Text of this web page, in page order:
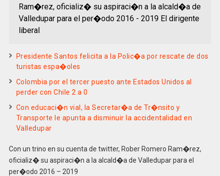
Ram�rez, oficializ� su aspiraci�n a la alcald�a de
Valledupar para el per�odo 2016 - 2019 El dirigente
liberal
Presidente Santos felicita a la Polic�a por rescate de dos
turistas espa�oles
Colombia por el tercer puesto ante Estados Unidos al
perder con Chile 2 a 0
Con educaci�n vial, la Secretar�a de Tr�nsito y
Transporte le apunta a disminuir la accidentalidad en
Valledupar
Con un trino en su cuenta de twitter, Rober Romero Ram�rez,
oficializ� su aspiraci�n a la alcald�a de Valledupar para el
per�odo 2016 – 2019